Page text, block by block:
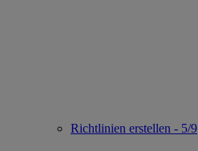
Richtlinien erstellen - 5/9